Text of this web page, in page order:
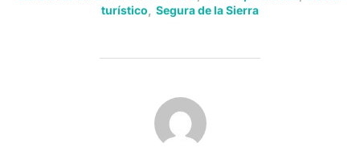
turístico
Segura de la Sierra
AUTOR DE LA PUBLICACIÓN